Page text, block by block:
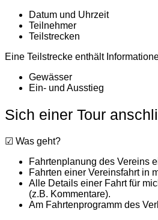
Datum und Uhrzeit
Teilnehmer
Teilstrecken
Eine Teilstrecke enthält
Gewässer
Ein- und Ausstieg
Sich einer Tour
☑ Was geht?
Fahrtenplanung des Vereins
Fahrten einer Vereinsfahrt in
Alle Details einer Fahrt für
(z.B. Kommentare).
Am Fahrtenprogramm des